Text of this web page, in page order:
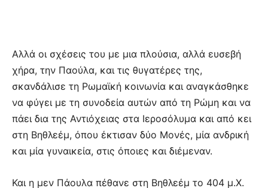
Αλλά οι σχέσεις του με μια πλούσια, αλλά ευσεβή
χήρα, την Παούλα, και τις θυγατέρες της,
σκανδάλισε τη Ρωμαϊκή κοινωνία και αναγκάσθηκε
να φύγει με τη συνοδεία αυτών από τη Ρώμη και να
πάει δια της Αντιόχειας στα Ιεροσόλυμα και από κει
στη Βηθλεέμ, όπου έκτισαν δύο Μονές, μία ανδρική
και μία γυναικεία, στις όποιες και διέμεναν.
Και η μεν Πάουλα πέθανε στη Βηθλεέμ το 404 μ.Χ.